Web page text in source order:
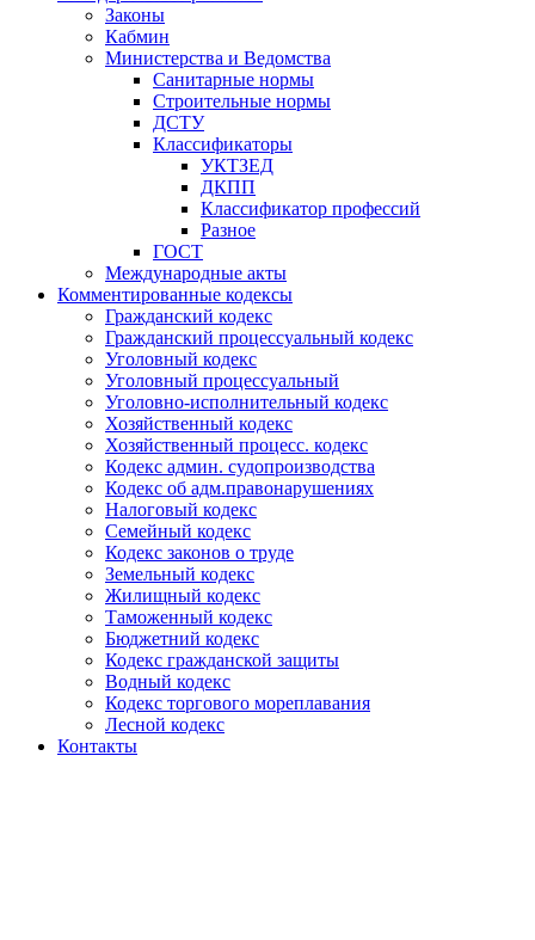
Законы
Кабмин
Министерства и Ведомства
Санитарные нормы
Строительные нормы
ДСТУ
Классификаторы
УКТЗЕД
ДКПП
Классификатор профессий
Разное
ГОСТ
Международные акты
Комментированные кодексы
Гражданский кодекс
Гражданский процессуальный кодекс
Уголовный кодекс
Уголовный процессуальный
Уголовно-исполнительный кодекс
Хозяйственный кодекс
Хозяйственный процесс. кодекс
Кодекс админ. судопроизводства
Кодекс об адм.правонарушениях
Налоговый кодекс
Семейный кодекс
Кодекс законов о труде
Земельный кодекс
Жилищный кодекс
Таможенный кодекс
Бюджетний кодекс
Кодекс гражданской защиты
Водный кодекс
Кодекс торгового мореплавания
Лесной кодекс
Контакты